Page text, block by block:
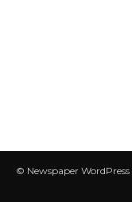
© Newspaper